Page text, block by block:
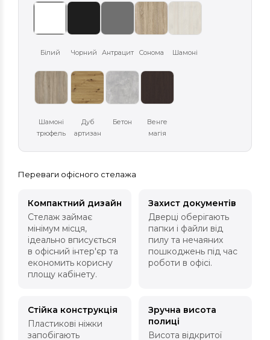
Білий Чорний Антрацит Сонома Шамоні
Шамоні
трюфель
Дуб
артизан
Бетон
Венге
магія
Переваги офісного стелажа
Компактний дизайн
Стелаж займає
мінімум місця,
ідеально вписується
в офісний інтер'єр та
економить корисну
площу кабінету.
Захист документів
Дверці оберігають
папки і файли від
пилу та нечаяних
пошкоджень під час
роботи в офісі.
Стійка конструкція
Пластикові ніжки
запобігають
Зручна висота
полиці
Висота відкритої